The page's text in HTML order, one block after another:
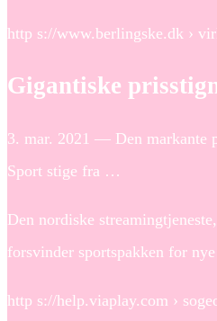
http s://www.berlingske.dk ›
Gigantiske
3. mar. 2021 — Den markante
Sport stige fra …
Den nordiske
forsvinder sportspakken for nye
http s://help.viaplay.com ›